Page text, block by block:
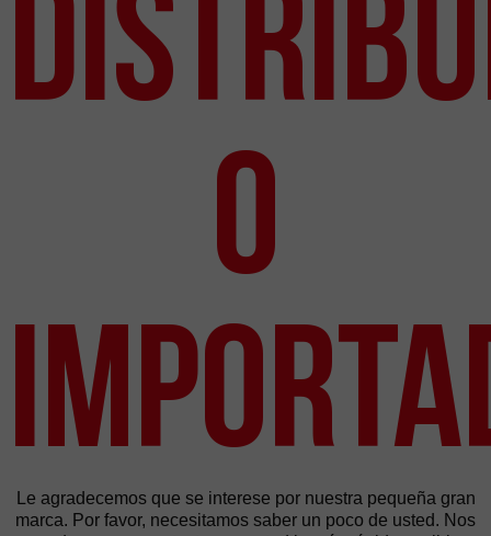
o
Le agradecemos que se interese por nuestra pequeña gran
marca. Por favor, necesitamos saber un poco de usted. Nos